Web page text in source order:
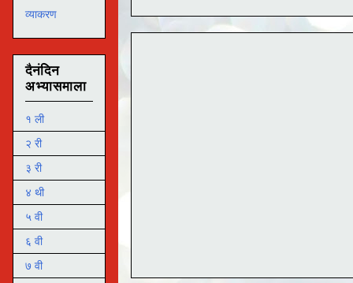
व्याकरण
दैनंदिन
अभ्यासमाला
१ ली
२ री
३ री
४ थी
५ वी
६ वी
७ वी